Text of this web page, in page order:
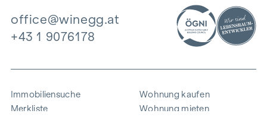
office@winegg.at
+43 1 9076178
Immobiliensuche
Merkliste
Wohnung kaufen
Wohnung mieten